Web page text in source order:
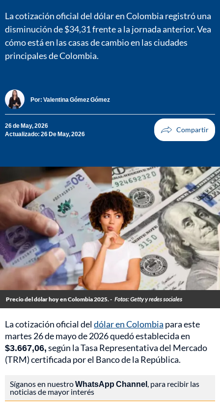
La cotización oficial del dólar en Colombia registró una
disminución de $34,31 frente a la jornada anterior. Vea
cómo está en las casas de cambio en las ciudades
principales de Colombia.
Por: Valentina Gómez Gómez
26 de May, 2026
Actualizado: 26 De May, 2026
Precio del dólar hoy en Colombia 2025. - Fotos: Getty y redes sociales
La cotización oficial deldólar en Colombia para este
martes 26 de mayo de 2026 quedó establecida en
$3.667,06,según la Tasa Representativa del Mercado
(TRM) certificada por el Banco de la República.
Síganos en nuestroWhatsApp Channel, para recibir las
noticias de mayor interés